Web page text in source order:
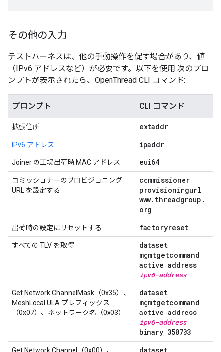
その他の入力
テストハーネスは、他の手動操作を促す場合があり、値
（IPv6 アドレスなど）が必要です。以下を使用 次のプロ
ンプトが表示されたら、OpenThread CLI コマンド:
プロンプト CLI コマンド
拡張住所 extaddr
IPv6 アドレス ipaddr
Joiner の工場出荷時 MAC アドレス eui64
コミッショナーのプロビジョニング
URL を設定する
commissioner
provisioningurl
www. threadgroup .
org
出荷時の設定にリセットする factoryreset
すべての TLV を取得
dataset
mgmtgetcommand
active address
ipv6-address
Get Network ChannelMask（0x35）、
MeshLocal ULA プレフィックス
（0x07）、ネットワーク名（0x03）
dataset
mgmtgetcommand
active address
ipv6-address
binary 350703
Get Network Channel（0x00）、 dataset